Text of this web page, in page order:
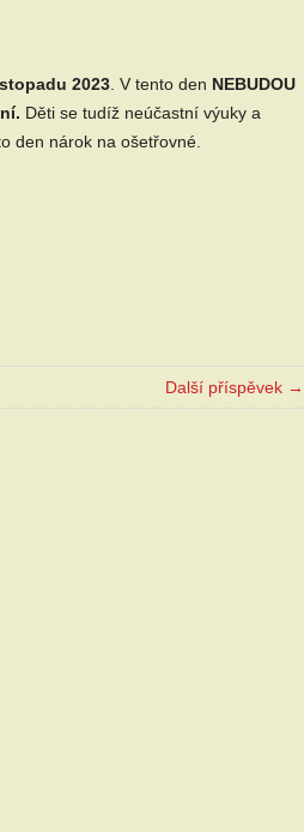
2023 . V tento den NEBUDOU
Děti se tudíž neúčastní výuky a
den nárok na ošetřovné.
Další příspěvek →